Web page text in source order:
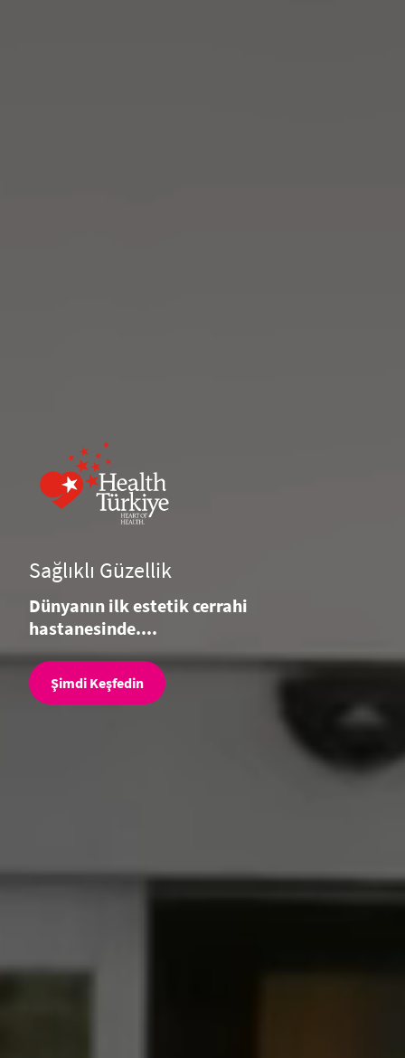
Sağlıklı Güzellik
Dünyanın ilk estetik cerrahi
hastanesinde....
Şimdi Keşfedin